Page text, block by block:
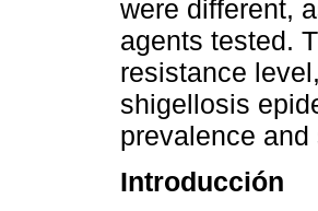
were different,
agents tested.
resistance
shigellosis
prevalence
Introducción